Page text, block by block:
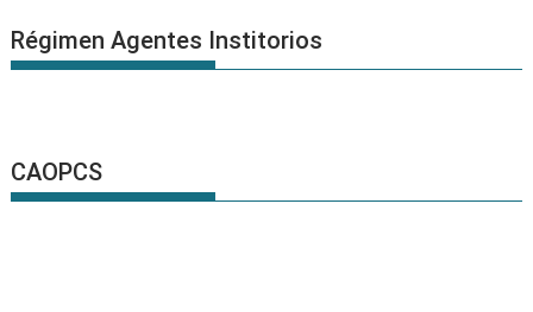
Régimen Agentes Institorios
CAOPCS